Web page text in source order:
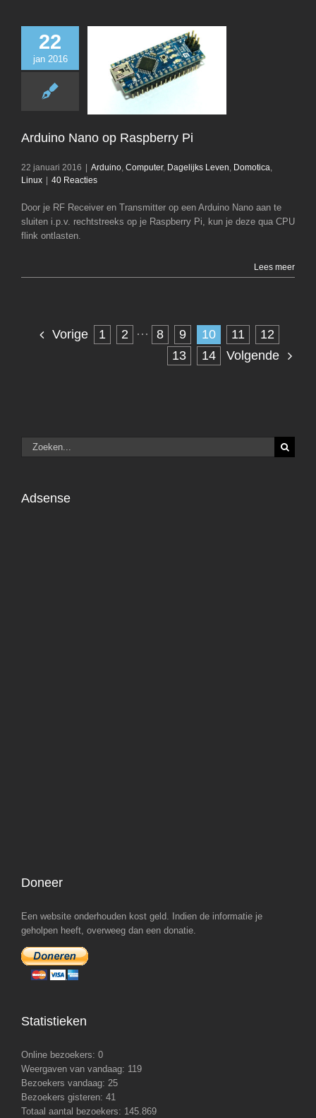
22
jan 2016
Arduino Nano op Raspberry Pi
22 januari 2016 Arduino, Computer, Dagelijks Leven, Domotica,
Linux
40 Reacties
Door je RF Receiver en Transmitter op een Arduino Nano aan te
sluiten i.p.v. rechtstreeks op je Raspberry Pi, kun je deze qua CPU
flink ontlasten.
Lees meer
Vorige 1 2 ··· 8 9 10 11
12
13
14 Volgende
Zoeken
naar:
Adsense
Doneer
Een website onderhouden kost geld. Indien de informatie je
geholpen heeft, overweeg dan een donatie.
Statistieken
Online bezoekers: 0
Weergaven van vandaag: 119
Bezoekers vandaag: 25
Bezoekers gisteren: 41
Totaal aantal bezoekers: 145.869